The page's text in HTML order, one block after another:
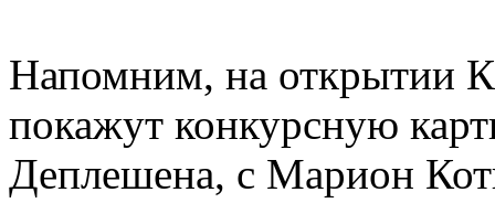
Напомним, на открытии
покажут конкурсную
Деплешена, с Марион